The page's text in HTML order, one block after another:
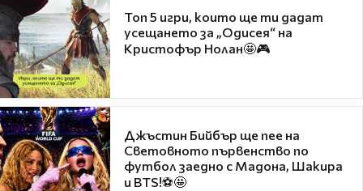
Топ 5 игри, които ще ти дадат
усещането за „Одисея“ на
Кристофър Нолан🤩🎮
Джъстин Бийбър ще пее на
Световното първенство по
футбол заедно с Мадона, Шакира
и BTS!⚽🤩